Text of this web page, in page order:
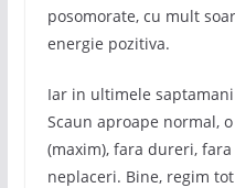
posomorate, cu mult
energie pozitiva.
Iar in ultimele
Scaun aproape normal,
(maxim), fara dureri,
neplaceri. Bine, regim